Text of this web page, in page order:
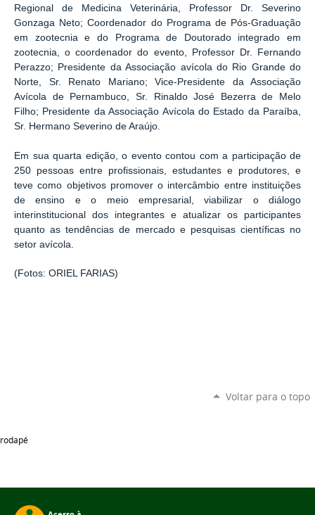
Regional de Medicina Veterinária, Professor Dr. Severino
Gonzaga Neto; Coordenador do Programa de Pós-Graduação
em zootecnia e do Programa de Doutorado integrado em
zootecnia, o coordenador do evento, Professor Dr. Fernando
Perazzo; Presidente da Associação avícola do Rio Grande do
Norte, Sr. Renato Mariano; Vice-Presidente da Associação
Avícola de Pernambuco, Sr. Rinaldo José Bezerra de Melo
Filho; Presidente da Associação Avícola do Estado da Paraíba,
Sr. Hermano Severino de Araújo.
Em sua quarta edição, o evento contou com a participação de
250 pessoas entre profissionais, estudantes e produtores, e
teve como objetivos promover o intercâmbio entre instituições
de ensino e o meio empresarial, viabilizar o diálogo
interinstitucional dos integrantes e atualizar os participantes
quanto as tendências de mercado e pesquisas científicas no
setor avícola.
(Fotos: ORIEL FARIAS)
Voltar para o topo
rodapé